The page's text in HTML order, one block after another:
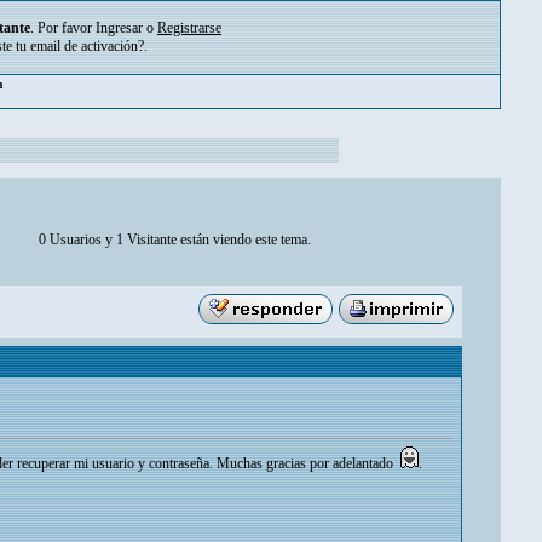
. Por favor Ingresar o Registrarse
tu email de activación?.
0 Usuarios y 1 Visitante están viendo este tema.
recuperar mi usuario y contraseña. Muchas gracias por adelantado .